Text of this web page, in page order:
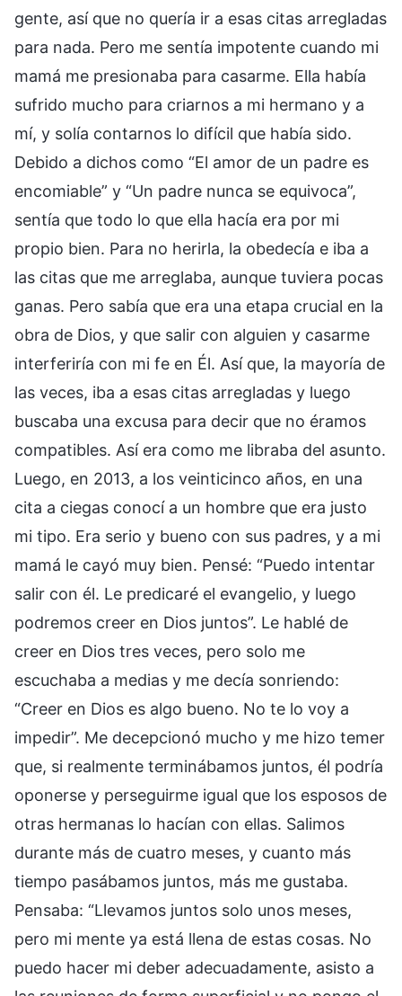
gente, así que no quería ir a esas citas arregladas
para nada. Pero me sentía impotente cuando mi
mamá me presionaba para casarme. Ella había
sufrido mucho para criarnos a mi hermano y a
mí, y solía contarnos lo difícil que había sido.
Debido a dichos como “El amor de un padre es
encomiable” y “Un padre nunca se equivoca”,
sentía que todo lo que ella hacía era por mi
propio bien. Para no herirla, la obedecía e iba a
las citas que me arreglaba, aunque tuviera pocas
ganas. Pero sabía que era una etapa crucial en la
obra de Dios, y que salir con alguien y casarme
interferiría con mi fe en Él. Así que, la mayoría de
las veces, iba a esas citas arregladas y luego
buscaba una excusa para decir que no éramos
compatibles. Así era como me libraba del asunto.
Luego, en 2013, a los veinticinco años, en una
cita a ciegas conocí a un hombre que era justo
mi tipo. Era serio y bueno con sus padres, y a mi
mamá le cayó muy bien. Pensé: “Puedo intentar
salir con él. Le predicaré el evangelio, y luego
podremos creer en Dios juntos”. Le hablé de
creer en Dios tres veces, pero solo me
escuchaba a medias y me decía sonriendo:
“Creer en Dios es algo bueno. No te lo voy a
impedir”. Me decepcionó mucho y me hizo temer
que, si realmente terminábamos juntos, él podría
oponerse y perseguirme igual que los esposos de
otras hermanas lo hacían con ellas. Salimos
durante más de cuatro meses, y cuanto más
tiempo pasábamos juntos, más me gustaba.
Pensaba: “Llevamos juntos solo unos meses,
pero mi mente ya está llena de estas cosas. No
puedo hacer mi deber adecuadamente, asisto a